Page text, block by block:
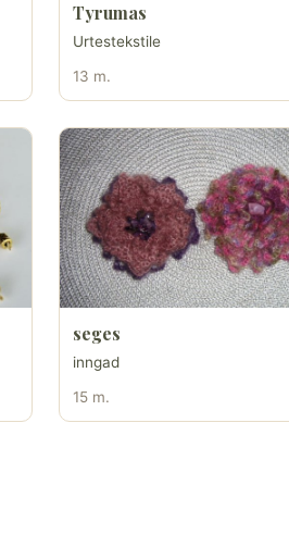
Tyrumas
Urtestekstile
13 m.
seges
inngad
15 m.